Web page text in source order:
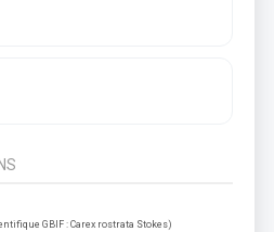
GBIF : Carex rostrata Stokes)